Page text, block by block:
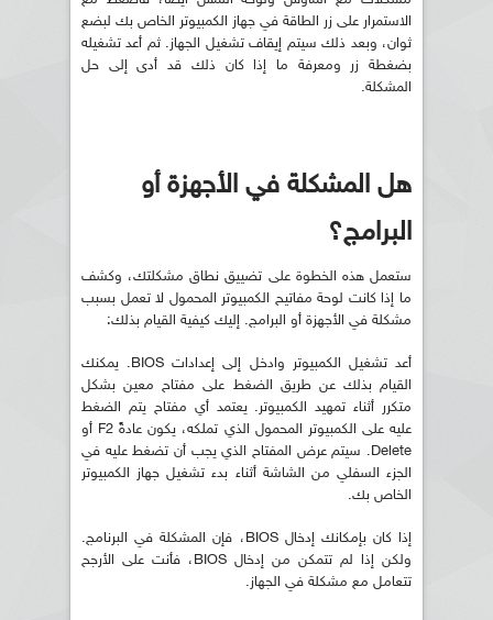
الاستمرار على زر الطاقة في جهاز الكمبيوتر الخاص بك لبضع
ثوان، وبعد ذلك سيتم إيقاف تشغيل الجهاز. ثم أعد تشغيله
بضغطة زر ومعرفة ما إذا كان ذلك قد أدى إلى حل
المشكلة.
هل المشكلة في الأجهزة أو
البرامج؟
ستعمل هذه الخطوة على تضييق نطاق مشكلتك، وكشف
ما إذا كانت لوحة مفاتيح الكمبيوتر المحمول لا تعمل بسبب
مشكلة في الأجهزة أو البرامج. إليك كيفية القيام بذلك:
أعد تشغيل الكمبيوتر وادخل إلى إعدادات BIOS. يمكنك
القيام بذلك عن طريق الضغط على مفتاح معين بشكل
متكرر أثناء تمهيد الكمبيوتر. يعتمد أي مفتاح يتم الضغط
عليه على الكمبيوتر المحمول الذي تملكه، يكون عادةً F2 أو
Delete. سيتم عرض المفتاح الذي يجب أن تضغط عليه في
الجزء السفلي من الشاشة أثناء بدء تشغيل جهاز الكمبيوتر
الخاص بك.
إذا كان بإمكانك إدخال BIOS، فإن المشكلة في البرنامج.
ولكن إذا لم تتمكن من إدخال BIOS، فأنت على الأرجح
تتعامل مع مشكلة في الجهاز.